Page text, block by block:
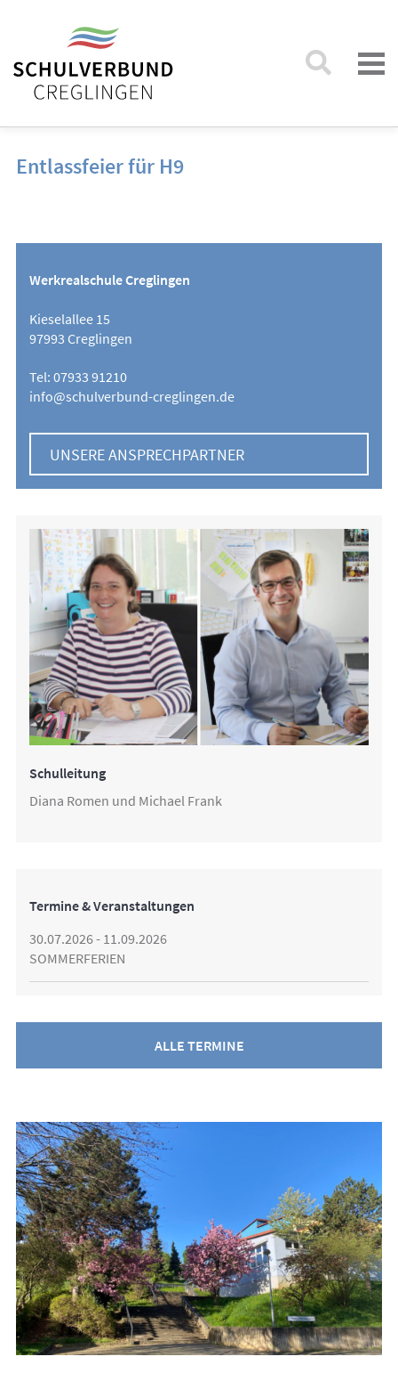
Entlassfeier für H9
Werkrealschule Creglingen
Kieselallee 15
97993 Creglingen
Tel: 07933 91210
info@schulverbund-creglingen.de
UNSERE ANSPRECHPARTNER
Schulleitung
Diana Romen und Michael Frank
Termine & Veranstaltungen
30.07.2026 - 11.09.2026
SOMMERFERIEN
ALLE TERMINE